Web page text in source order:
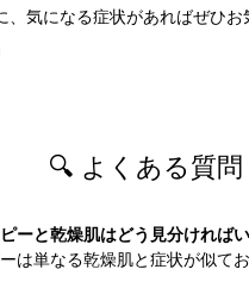
、気になる症状があればぜひお
🔍 よくある質問
ーと乾燥肌はどう見分ければ
は単なる乾燥肌と症状が似て